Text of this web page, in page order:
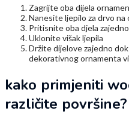
Zagrijte oba dijela
Nanesite ljepilo za drvo na
Pritisnite oba djela zajedno
Uklonite višak ljepila
Držite dijelove zajedno
dekorativnog ornamenta
kako primjeniti
različite površine?